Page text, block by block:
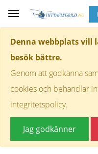
Denna webbplats vill
besök bättre.
Genom att godkänna
cookies och behandlar
integritetspolicy.
Jag godkänner